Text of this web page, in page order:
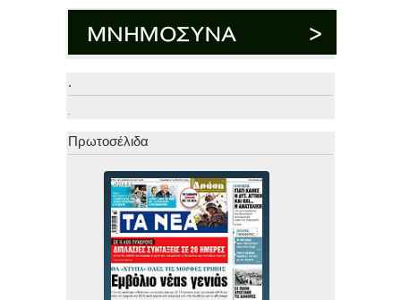
.
.
Πρωτοσέλιδα